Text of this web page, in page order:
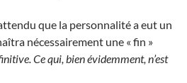
que la personnalité a eut un
nécessairement une « fin »
Ce qui, bien évidemment, n’est